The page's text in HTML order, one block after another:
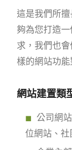
這是我們所
夠為您打造
求，我們也
樣的網站功能
網站建置類
公司網
位網站、